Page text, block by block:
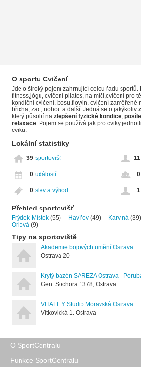
O sportu Cvičení
Jde o široký pojem zahrnující celou řadu sportů.
fitness,jógu, cvičení pilates, na míči,cvičení pro
kondiční cvičení, bosu,flowin, cvičení zaměřené
břicha, zad, nohou a další. Jedná se o jakýkoliv
který působí na zlepšení fyzické kondice
relaxace . Pojem se používá jak pro cviky
cviků.
Lokální statistiky
39 sportovišť 11
0 událostí 0
0 slev a výhod 1
Přehled sportovišť
Frýdek-Místek (55) Havířov (49) Karviná (39)
Orlová (9)
Tipy na sportoviště
Akademie bojových umění Ostrava
Ostrava 20
Krytý bazén SAREZA Ostrava -
Gen. Sochora 1378, Ostrava
VITALITY Studio Moravská Ostrava
Vítkovická 1, Ostrava
O SportCentralu
Funkce SportCentralu